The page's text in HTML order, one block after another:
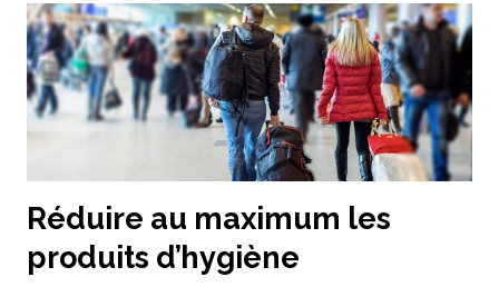
Réduire au maximum les
produits d’hygiène